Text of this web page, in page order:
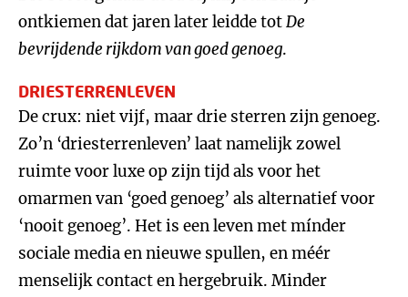
ontkiemen dat jaren later leidde totDe
bevrijdende rijkdom van goed genoeg.
DRIESTERRENLEVEN
De crux: niet vijf, maar drie sterren zijn genoeg.
Zo’n ‘driesterrenleven’ laat namelijk zowel
ruimte voor luxe op zijn tijd als voor het
omarmen van ‘goed genoeg’ als alternatief voor
‘nooit genoeg’. Het is een leven met mínder
sociale media en nieuwe spullen, en méér
menselijk contact en hergebruik. Minder